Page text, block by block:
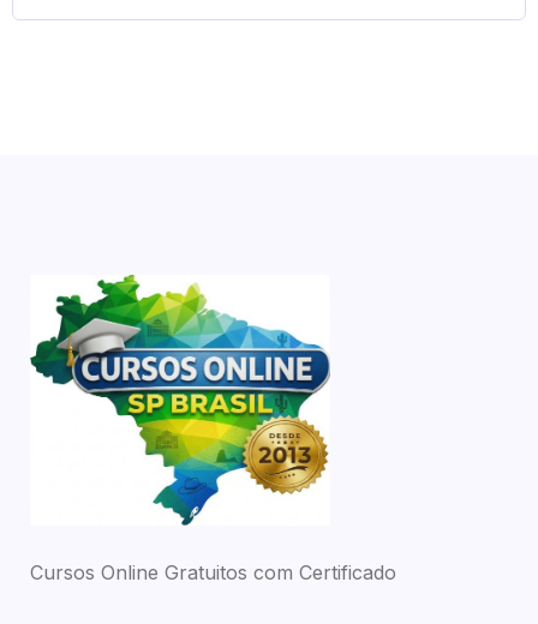
Cursos Online Gratuitos com Certificado